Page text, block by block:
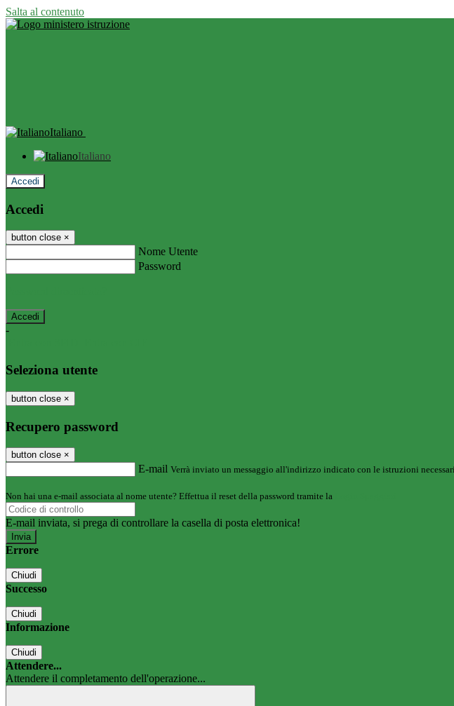
Salta al contenuto
Italiano
Italiano
Accedi
Accedi
button close ×
Nome Utente
Password
-
Seleziona utente
button close ×
Recupero password
button close ×
E-mail Verrà inviato un messaggio all'indirizzo indicato con le istruzioni
Non hai una e-mail associata al nome utente? Effettua il reset della password tramite la
E-mail inviata, si prega di controllare la casella di posta elettronica!
Errore
Chiudi
Successo
Chiudi
Informazione
Chiudi
Attendere...
Attendere il completamento dell'operazione...